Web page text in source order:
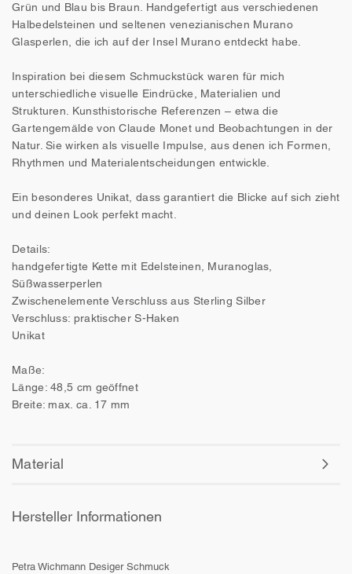
Grün und Blau bis Braun. Handgefertigt aus verschiedenen
Halbedelsteinen und seltenen venezianischen Murano
Glasperlen, die ich auf der Insel Murano entdeckt habe.
Inspiration bei diesem Schmuckstück waren für mich
unterschiedliche visuelle Eindrücke, Materialien und
Strukturen. Kunsthistorische Referenzen – etwa die
Gartengemälde von Claude Monet und Beobachtungen in der
Natur. Sie wirken als visuelle Impulse, aus denen ich Formen,
Rhythmen und Materialentscheidungen entwickle.
Ein besonderes Unikat, dass garantiert die Blicke auf sich zieht
und deinen Look perfekt macht.
Details:
handgefertigte Kette mit Edelsteinen, Muranoglas,
Süßwasserperlen
Zwischenelemente Verschluss aus Sterling Silber
Verschluss: praktischer S-Haken
Unikat
Maße:
Länge: 48,5 cm geöffnet
Breite: max. ca. 17 mm
Material
Hersteller Informationen
Petra Wichmann Desiger Schmuck